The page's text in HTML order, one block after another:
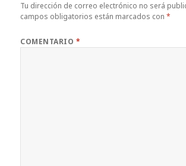
Tu dirección de correo electrónico no será
campos obligatorios están marcados con*
COMENTARIO *